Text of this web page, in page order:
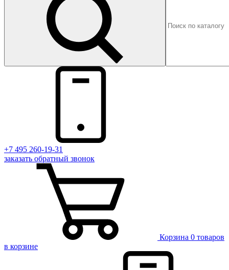
+7 495 260-19-31
заказать обратный звонок
Корзина 0 товаров
в корзине